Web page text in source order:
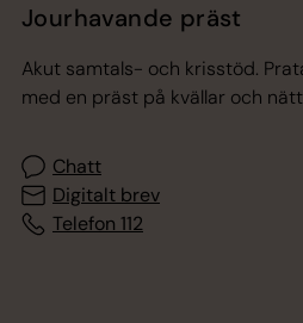
Jourhavande präst
Akut samtals- och krisstöd.
med en präst på kvällar och
Chatt
Digitalt brev
Telefon 112